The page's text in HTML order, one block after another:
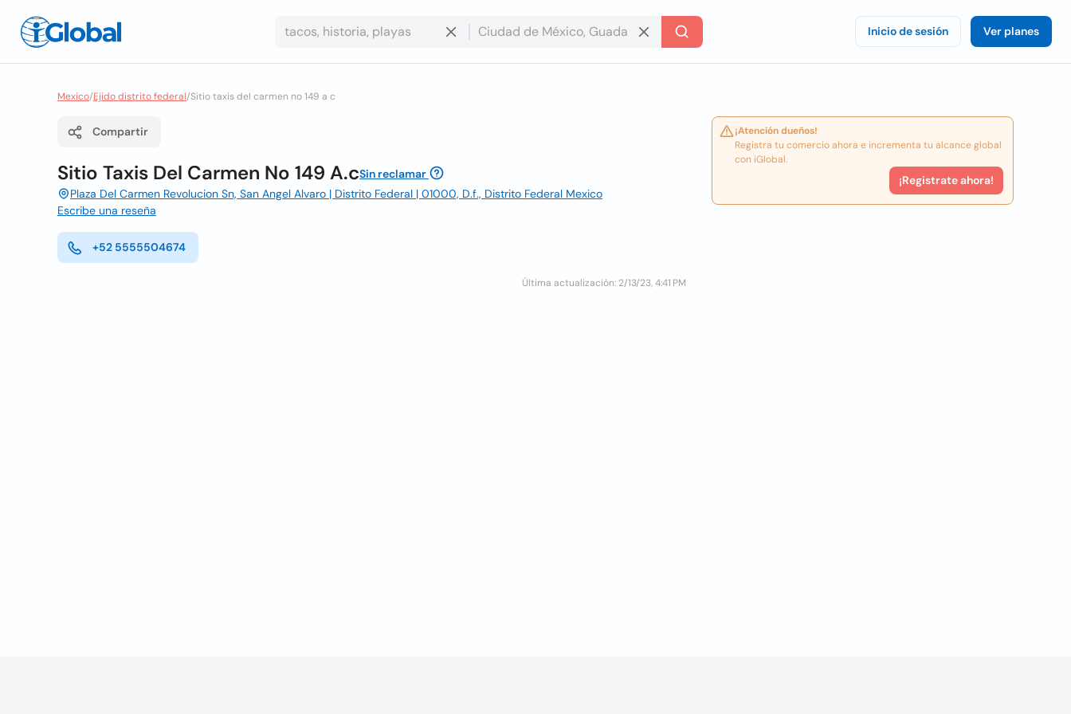
Inicio de sesión Ver planes
Mexico/Ejido distrito federal/Sitio taxis del carmen no 149 a c
Compartir
Sitio Taxis Del Carmen No 149 A.cSin reclamar
Plaza Del Carmen Revolucion Sn, San Angel Alvaro | Distrito Federal | 01000, D.f., Distrito Federal Mexico
Escribe una reseña
+52 5555504674
Última actualización: 2/13/23, 4:41 PM
¡Atención dueños!
Registra tu comercio ahora e incrementa tu alcance global
con iGlobal.
¡Registrate ahora!